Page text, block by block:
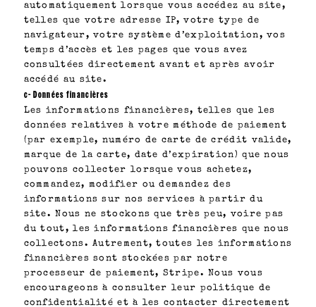
automatiquement lorsque vous accédez au site,
telles que votre adresse IP, votre type de
navigateur, votre système d’exploitation, vos
temps d’accès et les pages que vous avez
consultées directement avant et après avoir
accédé au site.
c- Données financières
Les informations financières, telles que les
données relatives à votre méthode de paiement
(par exemple, numéro de carte de crédit valide,
marque de la carte, date d’expiration) que nous
pouvons collecter lorsque vous achetez,
commandez, modifier ou demandez des
informations sur nos services à partir du
site. Nous ne stockons que très peu, voire pas
du tout, les informations financières que nous
collectons. Autrement, toutes les informations
financières sont stockées par notre
processeur de paiement, Stripe. Nous vous
encourageons à consulter leur politique de
confidentialité et à les contacter directement